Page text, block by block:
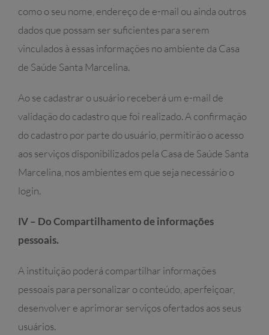
como o seu nome, endereço de e-mail ou ainda outros
dados que possam ser suficientes para serem
vinculados à essas informações no ambiente da Casa
de Saúde Santa Marcelina.
Ao se cadastrar o usuário receberá um e-mail de
validação do cadastro que foi realizado. A confirmação
do cadastro por parte do usuário, permitirão o acesso
aos serviços disponibilizados pela Casa de Saúde Santa
Marcelina, nos ambientes em que seja necessário o
login.
IV – Do Compartilhamento de informações
pessoais.
A instituição poderá compartilhar informações
pessoais para personalizar o conteúdo, aperfeiçoar,
desenvolver e aprimorar serviços ofertados aos seus
usuários.